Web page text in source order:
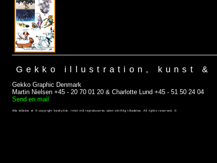
Gekko illustration, kunst &
Gekko Graphic Denmark
Martin Nielsen +45 - 20 70 01 20 & Charlotte Lund +45 - 51 50 24 04
Send en mail
Alle billeder er © copyright beskyttet. Intet må reproduceres uden skriftlig tilladelse. All rights reserved. ©